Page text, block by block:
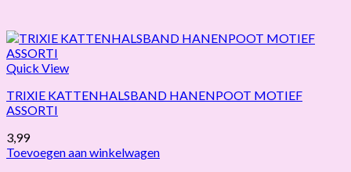
Quick View
TRIXIE KATTENHALSBAND HANENPOOT MOTIEF
ASSORTI
3,99
Toevoegen aan winkelwagen